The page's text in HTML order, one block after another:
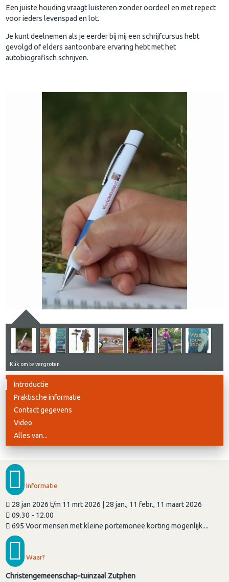
Een juiste houding vraagt luisteren zonder oordeel en met repect
voor ieders levenspad en lot.
Je kunt deelnemen als je eerder bij mij een schrijfcursus hebt
gevolgd of elders aantoonbare ervaring hebt met het
autobiografisch schrijven.
Klik om te vergroten
Introductie
Praktische informatie
Contact gegevens
Video
Alles van...
Informatie
28 jan 2026 t/m 11 mrt 2026 | 28 jan., 11 febr., 11 maart 2026
09.30 - 12.00
695 Voor mensen met kleine portemonee korting mogenlijk....
Waar?
Christengemeenschap-tuinzaal Zutphen